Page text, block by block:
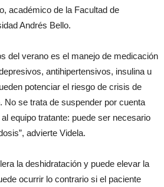
académico de la Facultad de
Andrés Bello.
del verano es el manejo de medicación
antihipertensivos, insulina u
potenciar el riesgo de crisis de
No se trata de suspender por cuenta
equipo tratante: puede ser necesario
advierte Videla.
la deshidratación y puede elevar la
ocurrir lo contrario si el paciente